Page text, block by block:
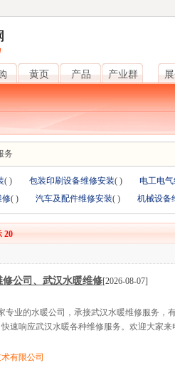
黄页 产品 产业群
务
( ) 包装印刷设备维修安装( )
电工电
修( ) 汽车及配件维修安装( ) 机械设备
20
公司、武汉水暖维修[2026-08-07]
专业的水暖公司，承接武汉水暖维修服务，
速响应武汉水暖各种维修服务。欢迎大家来
有限公司